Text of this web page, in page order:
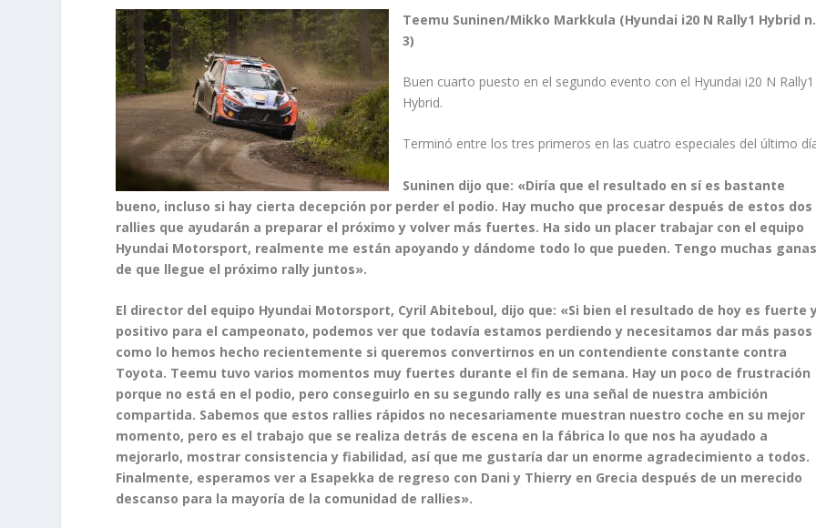
Teemu Suninen/Mikko Markkula (Hyundai i20 N Rally1 Hybrid
3)
Buen cuarto puesto en el segundo evento con el Hyundai i20 N Rally1
Hybrid.
Terminó entre los tres primeros en las cuatro especiales del último
Suninen dijo que: «Diría que el resultado en sí es bastante
bueno, incluso si hay cierta decepción por perder el podio. Hay mucho que procesar después de estos dos
rallies que ayudarán a preparar el próximo y volver más fuertes. Ha sido un placer trabajar con el equipo
Hyundai Motorsport, realmente me están apoyando y dándome todo lo que pueden. Tengo muchas
de que llegue el próximo rally juntos».
El director del equipo Hyundai Motorsport, Cyril Abiteboul, dijo que: «Si bien el resultado de hoy es fuerte
positivo para el campeonato, podemos ver que todavía estamos perdiendo y necesitamos dar más pasos
como lo hemos hecho recientemente si queremos convertirnos en un contendiente constante contra
Toyota. Teemu tuvo varios momentos muy fuertes durante el fin de semana. Hay un poco de frustración
porque no está en el podio, pero conseguirlo en su segundo rally es una señal de nuestra ambición
compartida. Sabemos que estos rallies rápidos no necesariamente muestran nuestro coche en su mejor
momento, pero es el trabajo que se realiza detrás de escena en la fábrica lo que nos ha ayudado a
mejorarlo, mostrar consistencia y fiabilidad, así que me gustaría dar un enorme agradecimiento a todos.
Finalmente, esperamos ver a Esapekka de regreso con Dani y Thierry en Grecia después de un merecido
descanso para la mayoría de la comunidad de rallies».